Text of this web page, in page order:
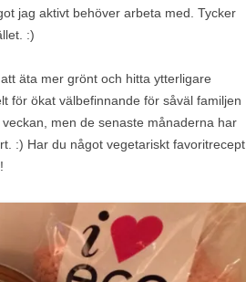
jag aktivt behöver arbeta med. Tycker
:)
äta mer grönt och hitta ytterligare
för ökat välbefinnande för såväl familjen
men de senaste månaderna har
:) Har du något vegetariskt favoritrecept